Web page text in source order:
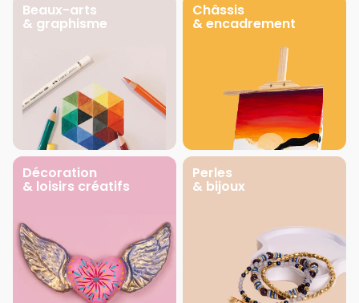
Beaux-arts
& graphisme
Châssis
& encadrement
Décoration
& loisirs créatifs
Perles
& bijoux